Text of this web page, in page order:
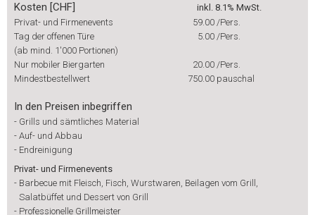
Kosten [CHF]
inkl. 8.1% MwSt.
Privat- und Firmenevents
59.00 /Pers.
Tag der offenen Türe
5.00 /Pers.
(ab mind. 1'000 Portionen)
Nur mobiler Biergarten
20.00 /Pers.
Mindestbestellwert
750.00 pauschal
In den Preisen inbegriffen
- Grills und sämtliches Material
- Auf- und Abbau
- Endreinigung
Privat- und Firmenevents
- Barbecue mit Fleisch, Fisch, Wurstwaren, Beilagen vom Grill,
Salatbüffet und Dessert von Grill
- Professionelle Grillmeister